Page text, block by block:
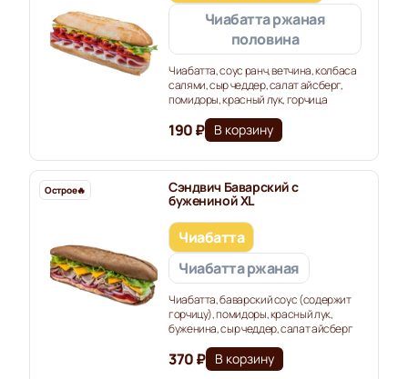
Чиабатта ржаная
половина
Чиабатта, соус ранч, ветчина, колбаса
салями, сыр чеддер, салат айсберг,
помидоры, красный лук, горчица
190 ₽ В корзину
Острое🔥️ Сэндвич Баварский с
бужениной XL
Чиабатта
Чиабатта ржаная
Чиабатта, баварский соус (содержит
горчицу), помидоры, красный лук,
буженина, сыр чеддер, салат айсберг
370 ₽ В корзину